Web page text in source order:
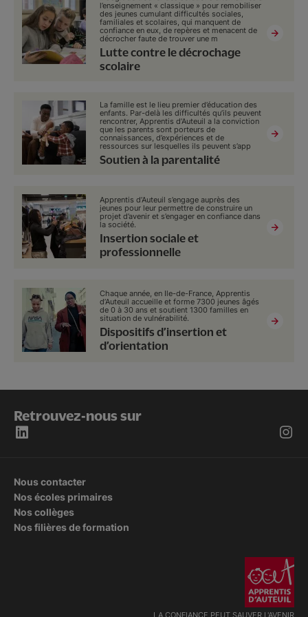
l’enseignement « classique » pour remobiliser
des jeunes cumulant difficultés sociales,
familiales et scolaires, qui manquent de
confiance en eux, de repères et menacent de
décrocher faute de trouver une m
Lutte contre le décrochage
scolaire
La famille est le lieu premier d’éducation des
enfants. Par-delà les difficultés qu’ils peuvent
rencontrer, Apprentis d’Auteuil a la conviction
que les parents sont porteurs de
connaissances, d’expériences et de
ressources sur lesquelles ils peuvent s’app
Soutien à la parentalité
Apprentis d’Auteuil s’engage auprès des
jeunes pour leur permettre de construire un
projet d’avenir et s’engager en confiance dans
la société.
Insertion sociale et
professionnelle
Chaque année, en Ile-de-France, Apprentis
d’Auteuil accueille et forme 7300 jeunes âgés
de 0 à 30 ans et soutient 1300 familles en
situation de vulnérabilité.
Dispositifs d’insertion et
d’orientation
Retrouvez-nous sur
Nous contacter
Nos écoles primaires
Nos collèges
Nos filières de formation